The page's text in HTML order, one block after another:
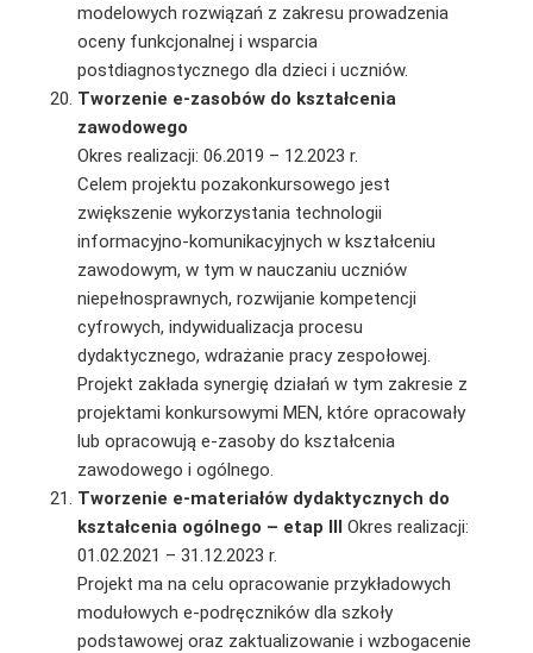
modelowych rozwiązań z zakresu prowadzenia
oceny funkcjonalnej i wsparcia
postdiagnostycznego dla dzieci i uczniów.
Tworzenie e-zasobów do kształcenia
zawodowego
Okres realizacji: 06.2019 – 12.2023 r.
Celem projektu pozakonkursowego jest
zwiększenie wykorzystania technologii
informacyjno-komunikacyjnych w kształceniu
zawodowym, w tym w nauczaniu uczniów
niepełnosprawnych, rozwijanie kompetencji
cyfrowych, indywidualizacja procesu
dydaktycznego, wdrażanie pracy zespołowej.
Projekt zakłada synergię działań w tym zakresie z
projektami konkursowymi MEN, które opracowały
lub opracowują e-zasoby do kształcenia
zawodowego i ogólnego.
Tworzenie e-materiałów dydaktycznych do
kształcenia ogólnego – etap III Okres realizacji:
01.02.2021 – 31.12.2023 r.
Projekt ma na celu opracowanie przykładowych
modułowych e-podręczników dla szkoły
podstawowej oraz zaktualizowanie i wzbogacenie